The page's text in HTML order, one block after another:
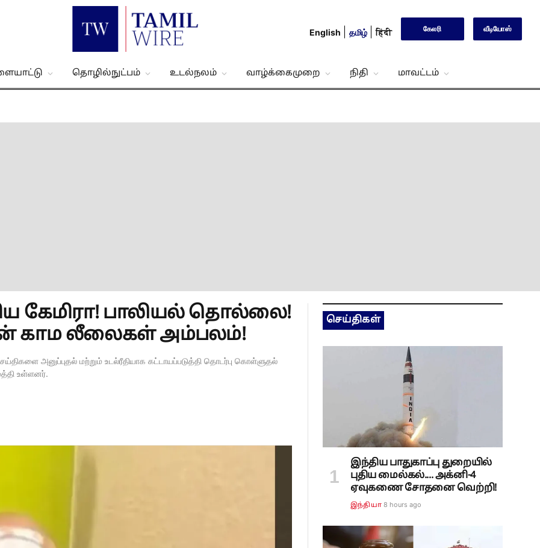
English தமிழ் हिंदी கேலரி வீடியோஸ்
தொழில்நுட்பம் உடல்நலம் வாழ்க்கைமுறை நிதி மாவட்டம்
கேமிரா! பாலியல் தொல்லை!
காம லீலைகள் அம்பலம்!
அனுப்புதல் மற்றும் உடல்ரீதியாக கட்டாயப்படுத்தி தொடர்பு கொள்ளுதல்
உள்ளனர்.
செய்திகள்
இந்திய பாதுகாப்பு துறையில்
புதிய மைல்கல்.... அக்னி-4
ஏவுகணை சோதனை வெற்றி!
இந்தியா 8 hours ago